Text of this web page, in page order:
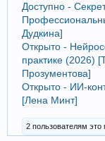
Доступно -
Дудкина]
Открыто -
практике (2026)
Прозументова]
Открыто - ИИ-
[Лена Минт]
2 пользователям это